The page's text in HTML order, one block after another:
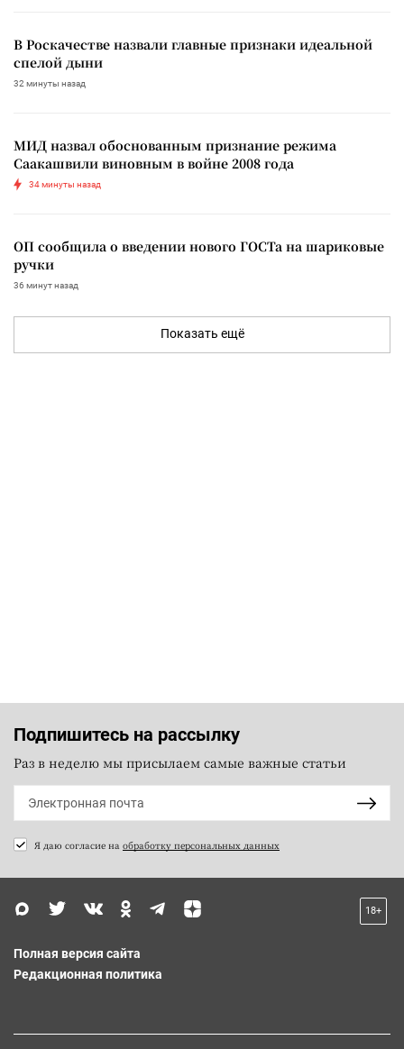
В Роскачестве назвали главные признаки идеальной
спелой дыни
32 минуты назад
МИД назвал обоснованным признание режима
Саакашвили виновным в войне 2008 года
34 минуты назад
ОП сообщила о введении нового ГОСТа на шариковые
ручки
36 минут назад
Показать ещё
Подпишитесь на рассылку
Раз в неделю мы присылаем самые важные статьи
Я даю согласие на обработку персональных данных
18+
Полная версия сайта
Редакционная политика